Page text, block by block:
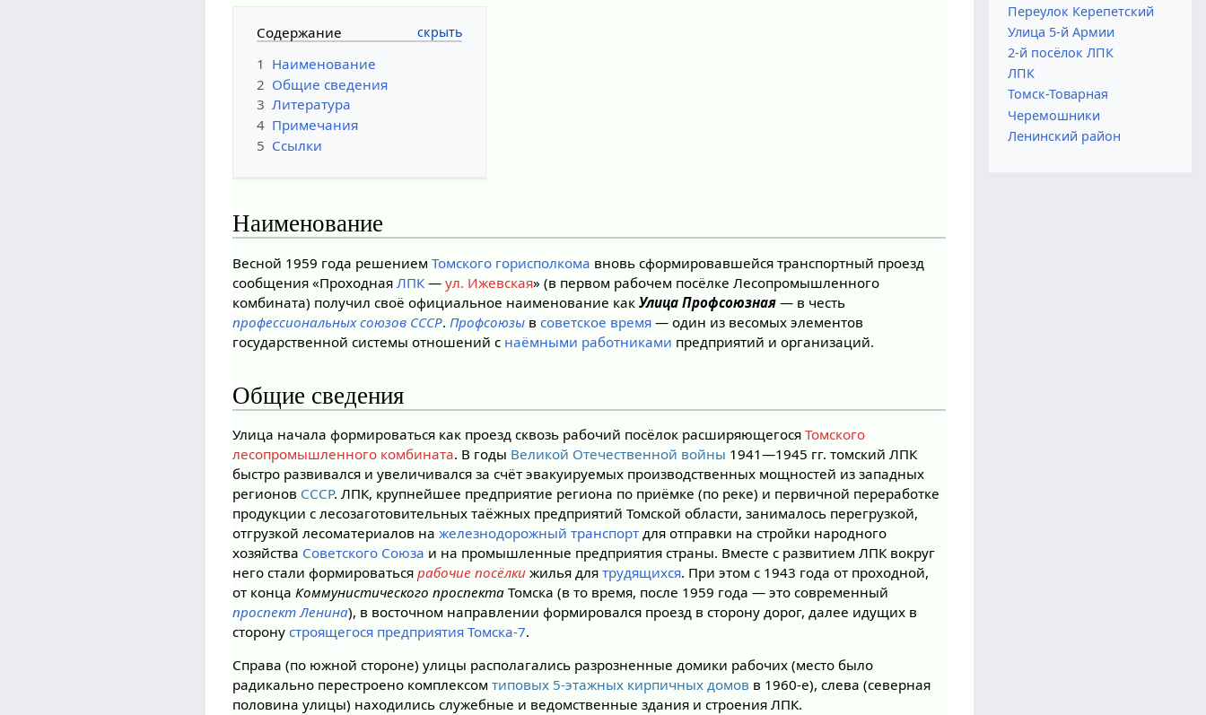
Содержание
1 Наименование
2 Общие сведения
3 Литература
4 Примечания
5 Ссылки
Наименование
Весной 1959 года решениемТомского горисполкома вновь сформировавшейся транспортный проезд
сообщения «ПроходнаяЛПК —ул. Ижевская» (в первом рабочем посёлке Лесопромышленного
комбината) получил своё официальное наименование какУлица Профсоюзная — в честь
профессиональных союзов СССР. Профсоюзы всоветское время — один из весомых элементов
государственной системы отношений с наёмными работниками предприятий и организаций.
Общие сведения
Улица начала формироваться как проезд сквозь рабочий посёлок расширяющегосяТомского
лесопромышленного комбината. В годы Великой Отечественной войны 1941—1945 гг. томский ЛПК
быстро развивался и увеличивался за счёт эвакуируемых производственных мощностей из западных
регионов СССР. ЛПК, крупнейшее предприятие региона по приёмке (по реке) и первичной переработке
продукции с лесозаготовительных таёжных предприятий Томской области, занималось перегрузкой,
отгрузкой лесоматериалов нажелезнодорожный транспорт для отправки на стройки народного
хозяйства Советского Союза и на промышленные предприятия страны. Вместе с развитием ЛПК вокруг
него стали формироватьсярабочие посёлки жилья длятрудящихся. При этом с 1943 года от проходной,
от конца Коммунистического проспекта Томска (в то время, после 1959 года — это современный
проспект Ленина), в восточном направлении формировался проезд в сторону дорог, далее идущих в
сторонустроящегося предприятия Томска-7.
Справа (по южной стороне) улицы располагались разрозненные домики рабочих (место было
радикально перестроено комплексомтиповых 5-этажных кирпичных домов в 1960-е), слева (северная
половина улицы) находились служебные и ведомственные здания и строения ЛПК.
Переулок Керепетский
Улица 5-й Армии
2-й посёлок ЛПК
ЛПК
Томск-Товарная
Черемошники
Ленинский район